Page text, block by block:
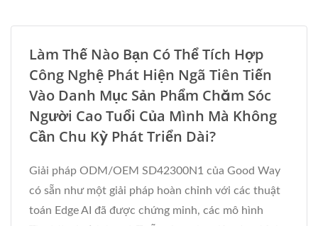
Làm Thế Nào Bạn Có Thể Tích Hợp
Công Nghệ Phát Hiện Ngã Tiên Tiến
Vào Danh Mục Sản Phẩm Chăm Sóc
Người Cao Tuổi Của Mình Mà Không
Cần Chu Kỳ Phát Triển Dài?
Giải pháp ODM/OEM SD42300N1 của Good Way
có sẵn như một giải pháp hoàn chỉnh với các thuật
toán Edge AI đã được chứng minh, các mô hình